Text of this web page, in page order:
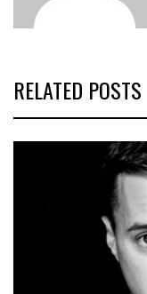
RELATED POSTS